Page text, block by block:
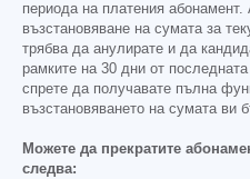
периода на платения
възстановяване на сумата за
трябва да анулирате и да
рамките на 30 дни от
спрете да получавате пълна
възстановяването на сумата ви
Можете да прекратите
следва: